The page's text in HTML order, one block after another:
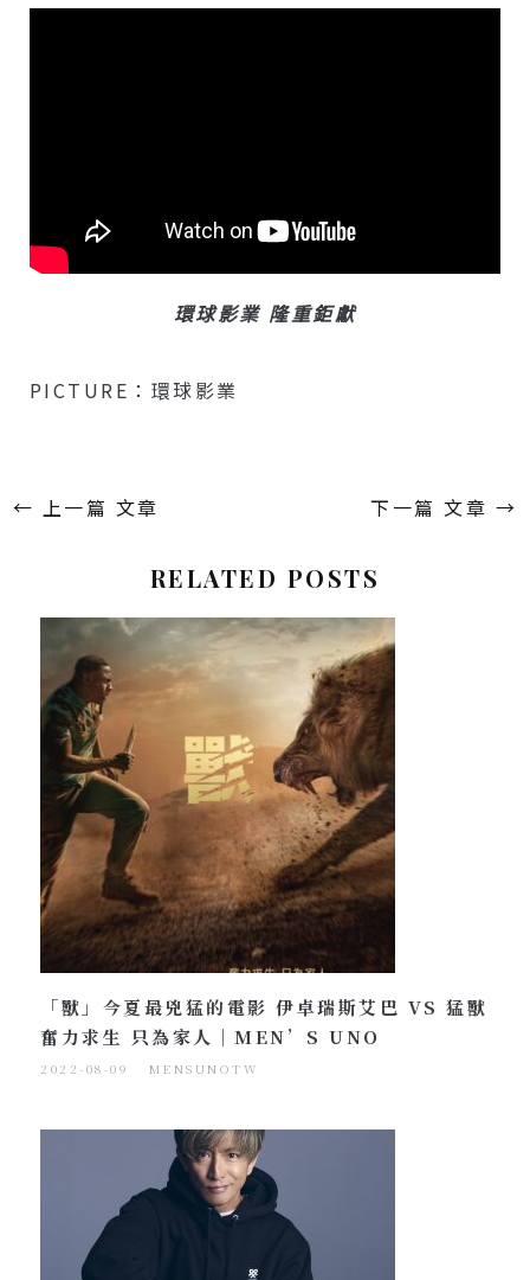
環球影業 隆重鉅獻
PICTURE：環球影業
← 上一篇 文章 下一篇 文章 →
RELATED POSTS
「獸」今夏最兇猛的電影 伊卓瑞斯艾巴 VS 猛獸
奮力求生 只為家人｜MEN’S UNO
2022-08-09 MENSUNOTW